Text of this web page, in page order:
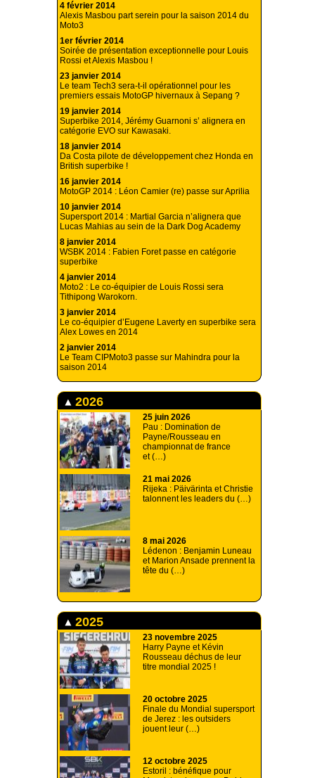
4 février 2014
Alexis Masbou part serein pour la saison 2014 du
Moto3
1er février 2014
Soirée de présentation exceptionnelle pour Louis
Rossi et Alexis Masbou !
23 janvier 2014
Le team Tech3 sera-t-il opérationnel pour les
premiers essais MotoGP hivernaux à Sepang ?
19 janvier 2014
Superbike 2014, Jérémy Guarnoni s’ alignera en
catégorie EVO sur Kawasaki.
18 janvier 2014
Da Costa pilote de développement chez Honda en
British superbike !
16 janvier 2014
MotoGP 2014 : Léon Camier (re) passe sur Aprilia
10 janvier 2014
Supersport 2014 : Martial Garcia n’alignera que
Lucas Mahias au sein de la Dark Dog Academy
8 janvier 2014
WSBK 2014 : Fabien Foret passe en catégorie
superbike
4 janvier 2014
Moto2 : Le co-équipier de Louis Rossi sera
Tithipong Warokorn.
3 janvier 2014
Le co-équipier d’Eugene Laverty en superbike sera
Alex Lowes en 2014
2 janvier 2014
Le Team CIPMoto3 passe sur Mahindra pour la
saison 2014
2026
25 juin 2026
Pau : Domination de
Payne/Rousseau en
championnat de france
et (…)
21 mai 2026
Rijeka : Päivärinta et Christie
talonnent les leaders du (…)
8 mai 2026
Lédenon : Benjamin Luneau
et Marion Ansade prennent la
tête du (…)
2025
23 novembre 2025
Harry Payne et Kévin
Rousseau déchus de leur
titre mondial 2025 !
20 octobre 2025
Finale du Mondial supersport
de Jerez : les outsiders
jouent leur (…)
12 octobre 2025
Estoril : bénéfique pour